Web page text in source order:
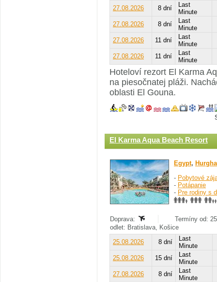
27.08.2026
8 dní
Last
Minute
27.08.2026
8 dní
Last
Minute
27.08.2026
11 dní
Last
Minute
27.08.2026
11 dní
Last
Minute
Hoteloví rezort El Karma
na piesočnatej pláži.
oblasti El Gouna.
El Karma Aqua Beach Resort
Egypt,
- Pobytové
- Potápanie
- Pre rodiny s
Doprava:
Termíny od:
odlet: Bratislava, Košice
25.08.2026
8 dní
Last
Minute
25.08.2026
15 dní
Last
Minute
27.08.2026
8 dní
Last
Minute